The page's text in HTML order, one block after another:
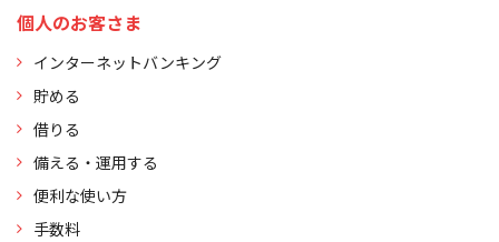
個人のお客さま
インターネットバンキング
貯める
借りる
備える・運用する
便利な使い方
手数料